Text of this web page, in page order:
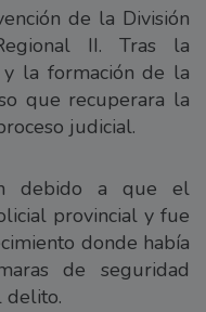
de la División
II. Tras la
y la formación de la
que recuperara la
judicial.
debido a que el
provincial y fue
donde había
de seguridad
delito.